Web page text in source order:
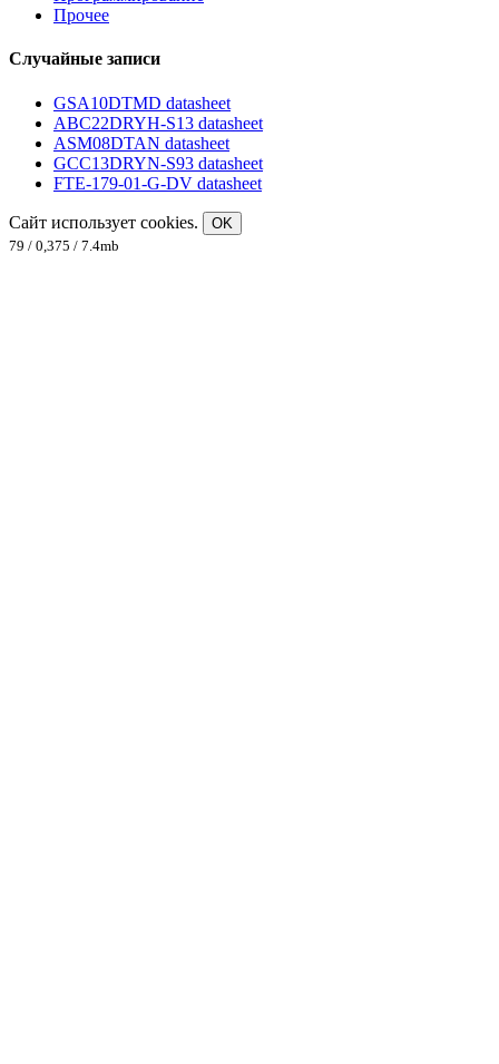
Прочее
Случайные записи
GSA10DTMD datasheet
ABC22DRYH-S13 datasheet
ASM08DTAN datasheet
GCC13DRYN-S93 datasheet
FTE-179-01-G-DV datasheet
Сайт использует cookies.
OK
79 / 0,375 / 7.4mb